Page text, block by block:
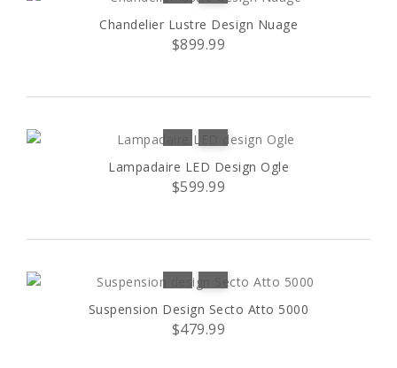
Chandelier Lustre Design Nuage
$899.99
Lampadaire LED Design Ogle
$599.99
Suspension Design Secto Atto 5000
$479.99